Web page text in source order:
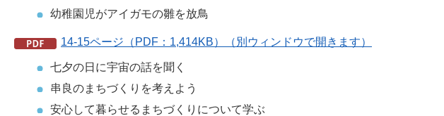
幼稚園児がアイガモの雛を放鳥
14-15ページ（PDF：1,414KB）（別ウィンドウで開きます）
七夕の日に宇宙の話を聞く
串良のまちづくりを考えよう
安心して暮らせるまちづくりについて学ぶ